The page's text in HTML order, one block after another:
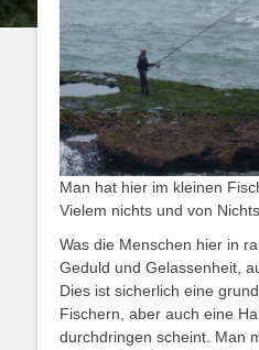
Man hat hier im kleinen
Vielem nichts und von
Was die Menschen hier in
Geduld und Gelassenheit,
Dies ist sicherlich eine
Fischern, aber auch eine
durchdringen scheint. Man